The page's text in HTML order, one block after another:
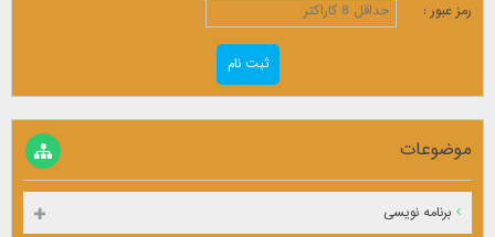
رمز عبور :
موضوعات
برنامه نویسی